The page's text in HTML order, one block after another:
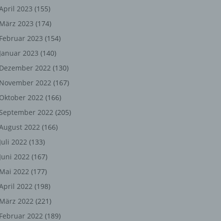
2023 (155)
März 2023 (174)
Februar 2023 (154)
Januar 2023 (140)
Dezember 2022 (130)
November 2022 (167)
Oktober 2022 (166)
September 2022 (205)
2022 (166)
Juli 2022 (133)
Juni 2022 (167)
Mai 2022 (177)
2022 (198)
März 2022 (221)
Februar 2022 (189)
oder